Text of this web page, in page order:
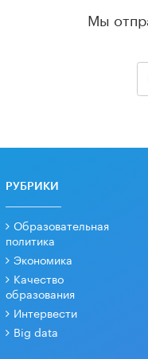
Мы
РУБРИКИ
Образовательная
политика
Экономика
Качество
образования
Интервести
Big data